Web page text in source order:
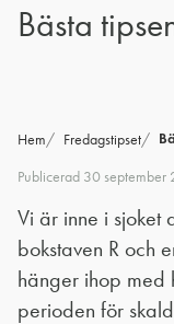
Bästa
Hem Fredagstipset
Publicerad 30 september
Vi är inne i sjoket
bokstaven R och
hänger ihop med
perioden för